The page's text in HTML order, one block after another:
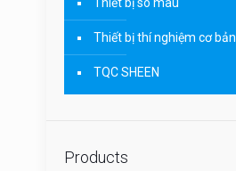
Thiết bị thí nghiệm cơ bản
TQC SHEEN
Products